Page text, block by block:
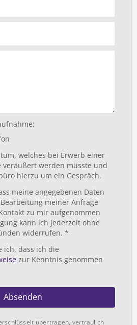
welches bei Erwerb einer
veräußert werden müsste und
hierzu um ein Gespräch.
meine angegebenen Daten
meiner Anfrage
zu mir aufgenommen
kann ich jederzeit ohne
widerrufen. *
ich, dass ich die
zur Kenntnis genommen
Absenden
übertragen, vertraulich